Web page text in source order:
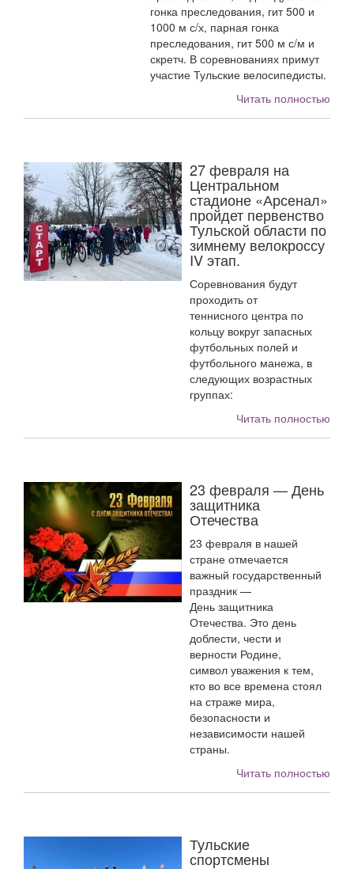
гонка преследования, гит 500 и
1000 м с/х, парная гонка
преследования, гит 500 м с/м и
скретч. В соревнованиях примут
участие Тульские велосипедисты.
Читать полностью
27 февраля на
Центральном
стадионе «Арсенал»
пройдет первенство
Тульской области по
зимнему велокроссу
IV этап.
Соревнования будут
проходить от
теннисного центра по
кольцу вокруг запасных
футбольных полей и
футбольного манежа, в
следующих возрастных
группах:
Читать полностью
23 февраля — День
защитника
Отечества
23 февраля в нашей
стране отмечается
важный государственный
праздник —
День защитника
Отечества. Это день
доблести, чести и
верности Родине,
символ уважения к тем,
кто во все времена стоял
на страже мира,
безопасности и
независимости нашей
страны.
Читать полностью
Тульские
спортсмены